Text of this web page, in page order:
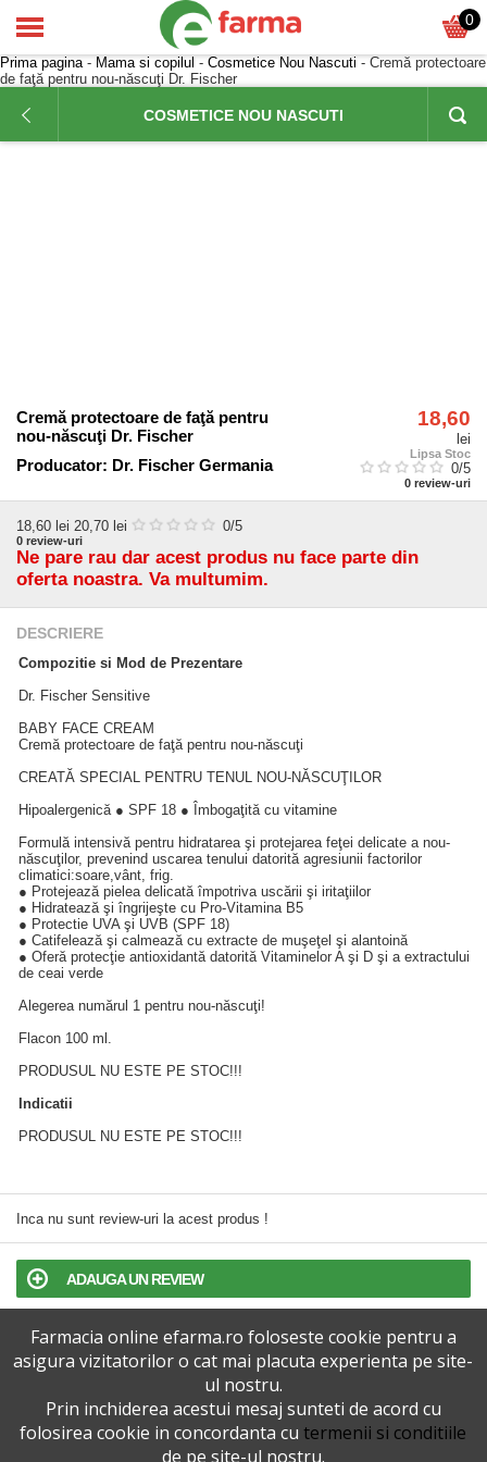
0
Prima pagina- Mama si copilul - Cosmetice Nou Nascuti - Cremă protectoare
de faţă pentru nou-născuţi Dr. Fischer
COSMETICE NOU NASCUTI
Cremă protectoare de faţă pentru
nou-născuţi Dr. Fischer
Producator: Dr. Fischer Germania
18,60
lei
Lipsa Stoc
0/5
0 review-uri
18,60 lei 20,70 lei 0/5
0 review-uri
Ne pare rau dar acest produs nu face parte din
oferta noastra. Va multumim.
DESCRIERE
Compozitie si Mod de Prezentare
Dr. Fischer Sensitive
BABY FACE CREAM
Cremă protectoare de faţă pentru nou-născuţi
CREATĂ SPECIAL PENTRU TENUL NOU-NĂSCUŢILOR
Hipoalergenică ● SPF 18 ● Îmbogaţită cu vitamine
Formulă intensivă pentru hidratarea şi protejarea feţei delicate a nou-
născuţilor, prevenind uscarea tenului datorită agresiunii factorilor
climatici:soare,vânt, frig.
● Protejează pielea delicată împotriva uscării şi iritaţiilor
● Hidratează şi îngrijeşte cu Pro-Vitamina B5
● Protectie UVA şi UVB (SPF 18)
● Catifelează şi calmează cu extracte de muşeţel şi alantoină
● Oferă protecţie antioxidantă datorită Vitaminelor A şi D şi a extractului
de ceai verde
Alegerea numărul 1 pentru nou-născuţi!
Flacon 100 ml.
PRODUSUL NU ESTE PE STOC!!!
Indicatii
PRODUSUL NU ESTE PE STOC!!!
Inca nu sunt review-uri la acest produs !
ADAUGA UN REVIEW
TERMENI SI CONDITII
POLITICA DE CONFIDENTIALITATE
VERSIUNEA DESKTOP
Farmacia online efarma.ro foloseste cookie pentru a
asigura vizitatorilor o cat mai placuta experienta pe site-
ul nostru.
Prin inchiderea acestui mesaj sunteti de acord cu
folosirea cookie in concordanta cu termenii si conditiile
de pe site-ul nostru.